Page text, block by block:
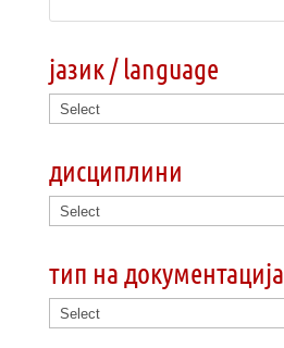
јазик / language
дисциплини
тип на документација